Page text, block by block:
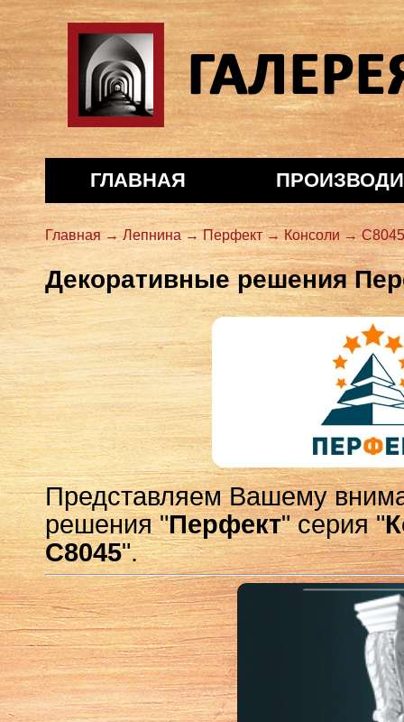
Галерея декора
ГЛАВНАЯ
Главная → Лепнина → Перфект → Консоли →
Декоративные решения
Представляем Вашему
решения "Перфект" серия "
C8045".